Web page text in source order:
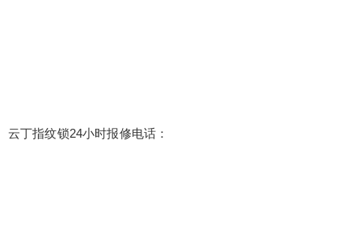
云丁指纹锁24小时报修电话：